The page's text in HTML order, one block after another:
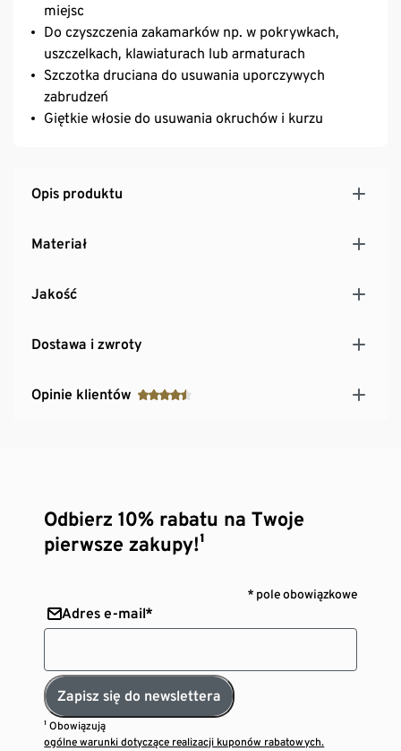
miejsc
Do czyszczenia zakamarków np. w pokrywkach,
uszczelkach, klawiaturach lub armaturach
Szczotka druciana do usuwania uporczywych
zabrudzeń
Giętkie włosie do usuwania okruchów i kurzu
Opis produktu
Materiał
Jakość
Dostawa i zwroty
Opinie klientów
Odbierz 10% rabatu na Twoje
pierwsze zakupy!¹
* pole obowiązkowe
Adres e-mail*
Zapisz się do newslettera
¹ Obowiązują
ogólne warunki dotyczące realizacji kuponów rabatowych.